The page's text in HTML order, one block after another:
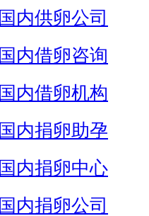
国内供卵公司
国内借卵咨询
国内借卵机构
国内捐卵助孕
国内捐卵中心
国内捐卵公司